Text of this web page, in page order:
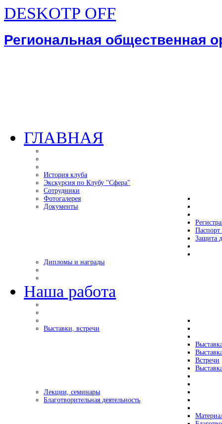
DESKOTP OFF
Региональная общественная
ГЛАВНАЯ
История клуба
Экскурсия по Клубу "Сфера"
Сотрудники
Фотогалерея
Документы
Паспорт
Защита
Дипломы и награды
Наша работа
Выставки, встречи
Встречи
Лекции, семинары
Благотворительная деятельность